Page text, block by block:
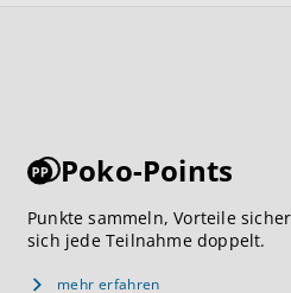
Poko-Points
Punkte sammeln, Vorteile
sich jede Teilnahme doppelt.
mehr erfahren